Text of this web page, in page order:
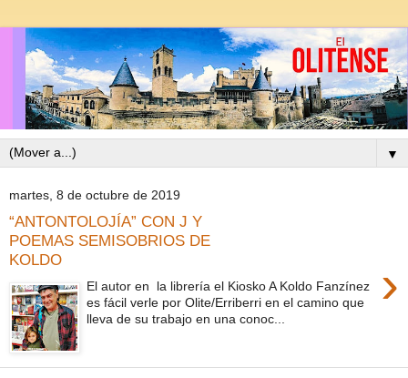
▼
martes, 8 de octubre de 2019
“ANTONTOLOJÍA” CON J Y
POEMAS SEMISOBRIOS DE
KOLDO
›
El autor en la librería el Kiosko A Koldo Fanzínez
es fácil verle por Olite/Erriberri en el camino que
lleva de su trabajo en una conoc...